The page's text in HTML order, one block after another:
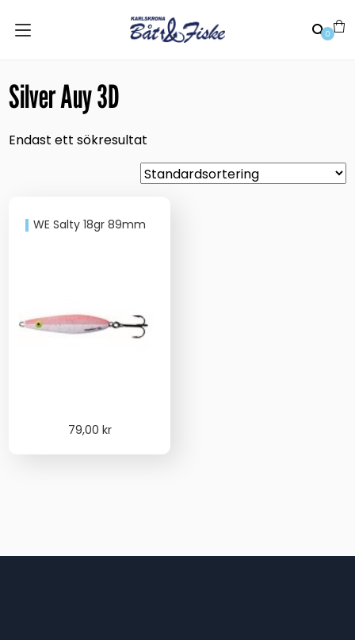
0
Silver Auy 3D
Endast ett sökresultat
WE Salty 18gr 89mm
79,00 kr